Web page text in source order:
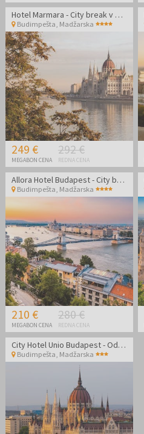
Hotel Marmara - City break v Budimpešti
Budimpešta, Madžarska
249 €
MEGABON CENA
292 €
REDNA CENA
Allora Hotel Budapest - City break v Budimpešti
Budimpešta, Madžarska
210 €
MEGABON CENA
280 €
REDNA CENA
City Hotel Unio Budapest - Oddih v središču Budimpešte
Budimpešta Madžarska